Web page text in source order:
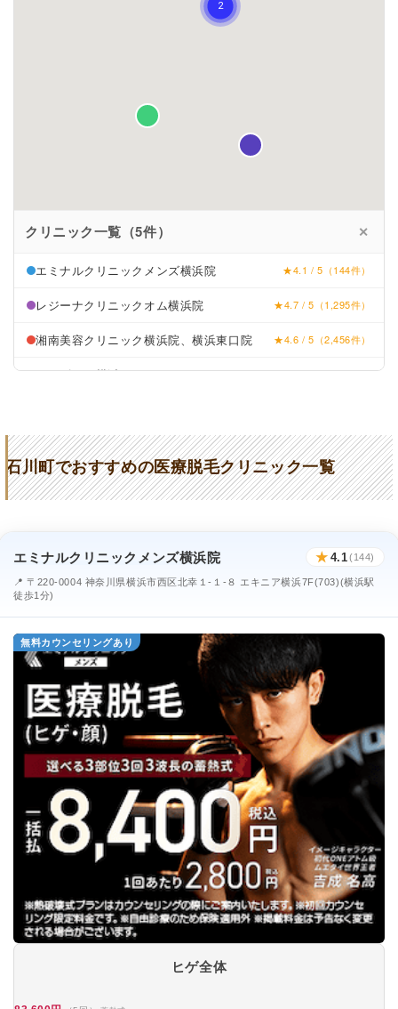
クリニック一覧（5件） ✕
エミナルクリニックメンズ横浜院 ★4.1 / 5（144件）
レジーナクリニックオム横浜院 ★4.7 / 5（1,295件）
湘南美容クリニック横浜院、横浜東口院 ★4.6 / 5（2,456件）
メンズリゼ横浜 ★4.4 / 5（83件）
石川町でおすすめの医療脱毛クリニック一覧
エミナルクリニックメンズ横浜院 ★ 4.1(144)
📍 〒220-0004 神奈川県横浜市西区北幸１-１-８ エキニア横浜7F(703)(横浜駅
徒歩1分)
無料カウンセリングあり
ヒゲ全体